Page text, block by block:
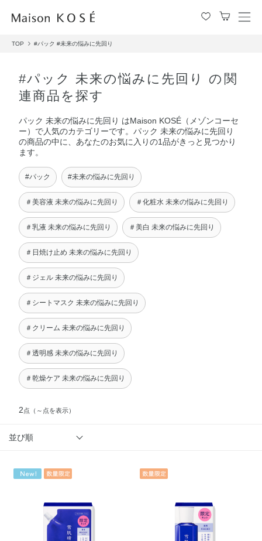
メ
TOP #パック #未来の悩みに先回り
#パック 未来の悩みに先回り の関
連商品を探す
パック 未来の悩みに先回り はMaison KOSÉ（メゾンコーセ
ー）で人気のカテゴリーです。パック 未来の悩みに先回り
の商品の中に、あなたのお気に入りの1品がきっと見つかり
ます。
#パック #未来の悩みに先回り
＃美容液 未来の悩みに先回り ＃化粧水 未来の悩みに先回り
＃乳液 未来の悩みに先回り ＃美白 未来の悩みに先回り
＃日焼け止め 未来の悩みに先回り
＃ジェル 未来の悩みに先回り
＃シートマスク 未来の悩みに先回り
＃クリーム 未来の悩みに先回り
＃透明感 未来の悩みに先回り
＃乾燥ケア 未来の悩みに先回り
2点 （～点を表示）
並び順